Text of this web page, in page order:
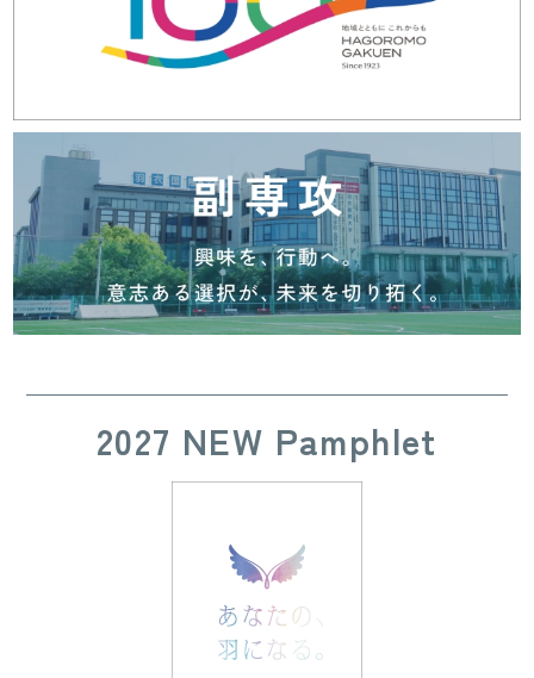
2027 NEW Pamphlet